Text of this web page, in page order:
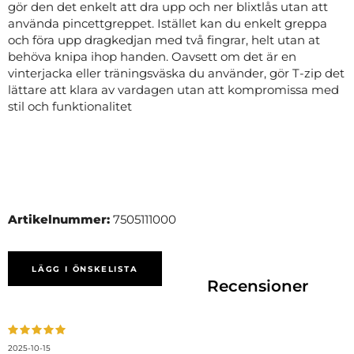
gör den det enkelt att dra upp och ner blixtlås utan att
använda pincettgreppet. Istället kan du enkelt greppa
och föra upp dragkedjan med två fingrar, helt utan at
behöva knipa ihop handen. Oavsett om det är en
vinterjacka eller träningsväska du använder, gör T-zip det
lättare att klara av vardagen utan att kompromissa med
stil och funktionalitet
Artikelnummer: 7505111000
LÄGG I ÖNSKELISTA
Recensioner
2025-10-15